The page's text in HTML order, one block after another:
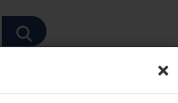
Suche...